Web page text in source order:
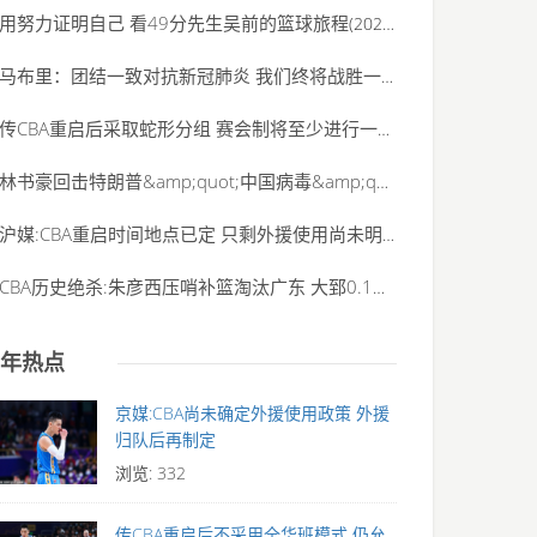
用努力证明自己 看49分先生吴前的篮球旅程(2020-06-01)
马布里：团结一致对抗新冠肺炎 我们终将战胜一
(2020-06-01)
传CBA重启后采取蛇形分组 赛会制将至少进行一周
林书豪回击特朗普&amp;quot;中国病毒&amp;quot;说:
沪媒:CBA重启时间地点已定 只剩外援使用尚未明确
CBA历史绝杀:朱彦西压哨补篮淘汰广东 大郅0.1秒神
热点
京媒:CBA尚未确定外援使用政策 外援
归队后再制定
浏览: 332